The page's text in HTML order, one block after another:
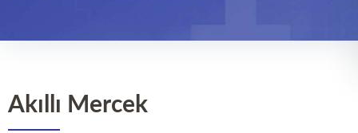
Akıllı Mercek